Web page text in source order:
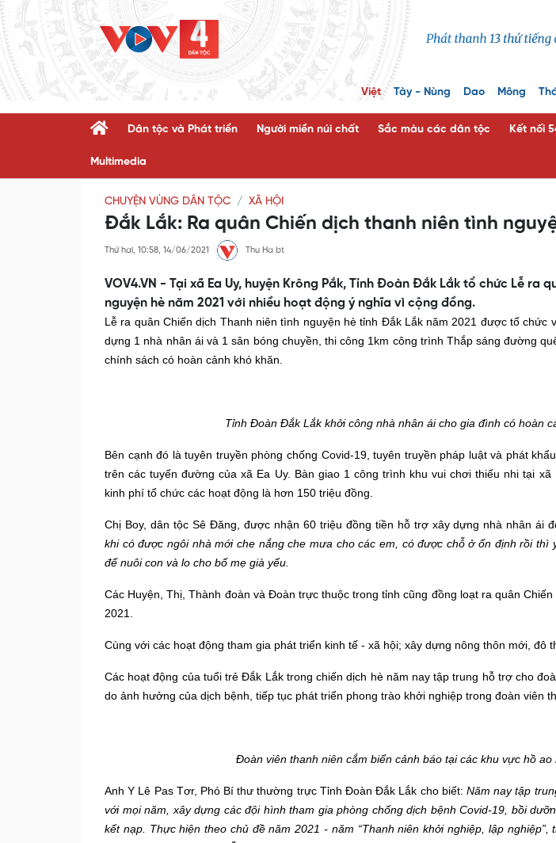
Việt Tày - Nùng Dao Mông
Dân tộc và Phát triển Người miền núi chất Sắc màu các dân tộc Kết nối
Multimedia
CHUYỆN VÙNG DÂN TỘC XÃ HỘI
Đắk Lắk: Ra quân Chiến dịch thanh niên tình
Thứ hai, 10:58, 14/06/2021 Thu Ha bt
VOV4.VN - Tại xã Ea Uy, huyện Krông Pắk, Tỉnh Đoàn Đắk Lắk tổ chức Lễ ra
nguyện hè năm 2021 với nhiều hoạt động ý nghĩa vì cộng đồng.
Lễ ra quân Chiến dịch Thanh niên tình nguyện hè tỉnh Đắk Lắk năm 2021 được tổ chức
dựng 1 nhà nhân ái và 1 sân bóng chuyền, thi công 1km công trình Thắp sáng đường
chính sách có hoàn cảnh khó khăn.
Tỉnh Đoàn Đắk Lắk khởi công nhà nhân ái cho gia đình có hoàn
Bên cạnh đó làtuyên truyền phòng chống Covid-19, tuyên truyền pháp luật và phát
trên các tuyến đường của xã Ea Uy. Bàn giao 1 công trình khu vui chơi thiếu nhi tại xã
kinh phí tổ chức các hoạt động là hơn 150 triệu đồng.
Chị Boy, dân tộc Sê Đăng, được nhận 60 triệu đồng tiền hỗ trợ xây dựng nhà nhân ái
khi có được ngôi nhà mới che nắng che mưa cho các em, có được chỗ ở ổn định rồi thì
để nuôi con và lo cho bố mẹ già yếu.
Các Huyện, Thị, Thành đoàn và Đoàn trực thuộc trong tỉnhcũng đồng loạt ra quân
2021.
Cùng với các hoạt động tham gia phát triển kinh tế - xã hội; xây dựng nông thôn mới, đô
Các hoạt động của tuổi trẻ Đắk Lắk trong chiến dịch hè năm nay tập trung hỗ trợ cho
do ảnh hưởng của dịch bệnh, tiếp tục phát triển phong trào khởi nghiệp trong đoàn viên
Đoàn viên thanh niên cắm biển cảnh báo tại các khu vực hồ ao
Anh Y Lê Pas Tơr, Phó Bí thư thường trực Tỉnh Đoàn Đắk Lắk cho biết: Năm nay tập
với mọi năm, xây dựng các đội hình tham gia phòng chống dịch bệnh Covid-19, bồi
kết nạp. Thực hiện theo chủ đề năm 2021 - năm “Thanh niên khởi nghiệp, lập nghiệp”,